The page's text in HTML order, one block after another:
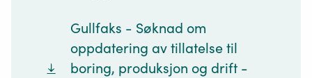
Gullfaks - Søknad om
oppdatering av tillatelse til
boring, produksjon og drift -